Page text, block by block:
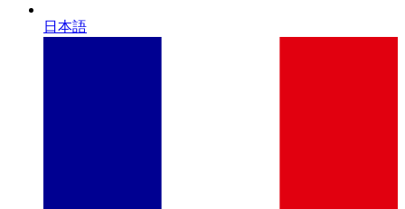
日本語